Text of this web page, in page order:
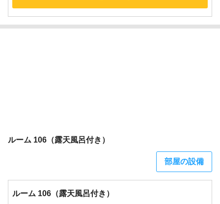
ルーム 106（露天風呂付き）
部屋の設備
ルーム 106（露天風呂付き）